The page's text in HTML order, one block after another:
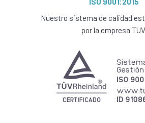
Nuestro sistema de calidad
por la empresa